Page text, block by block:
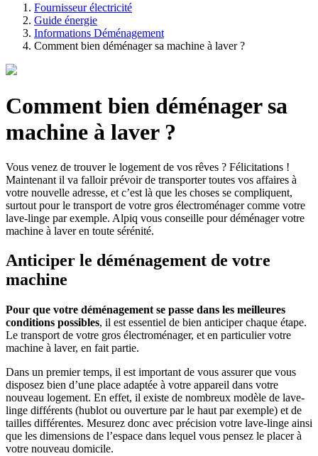
Fournisseur électricité
Guide énergie
Informations Déménagement
Comment bien déménager sa machine à laver ?
Comment bien déménager sa
machine à laver ?
Vous venez de trouver le logement de vos rêves ? Félicitations !
Maintenant il va falloir prévoir de transporter toutes vos affaires à
votre nouvelle adresse, et c’est là que les choses se compliquent,
surtout pour le transport de votre gros électroménager comme votre
lave-linge par exemple. Alpiq vous conseille pour déménager votre
machine à laver en toute sérénité.
Anticiper le déménagement de votre
machine
Pour que votre déménagement se passe dans les meilleures
conditions possibles, il est essentiel de bien anticiper chaque étape.
Le transport de votre gros électroménager, et en particulier votre
machine à laver, en fait partie.
Dans un premier temps, il est important de vous assurer que vous
disposez bien d’une place adaptée à votre appareil dans votre
nouveau logement. En effet, il existe de nombreux modèle de lave-
linge différents (hublot ou ouverture par le haut par exemple) et de
tailles différentes. Mesurez donc avec précision votre lave-linge ainsi
que les dimensions de l’espace dans lequel vous pensez le placer à
votre nouveau domicile.